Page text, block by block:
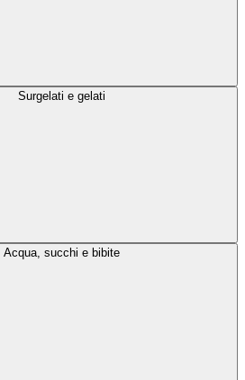
Surgelati e gelati
Acqua, succhi e bibite